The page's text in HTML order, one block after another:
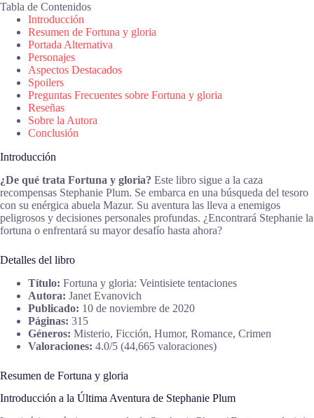
Tabla de Contenidos
Introducción
Resumen de Fortuna y gloria
Portada Alternativa
Personajes
Aspectos Destacados
Spoilers
Preguntas Frecuentes sobre Fortuna y gloria
Reseñas
Sobre la Autora
Conclusión
Introducción
¿De qué trata Fortuna y gloria? Este libro sigue a la caza
recompensas Stephanie Plum. Se embarca en una búsqueda del tesoro
con su enérgica abuela Mazur. Su aventura las lleva a enemigos
peligrosos y decisiones personales profundas. ¿Encontrará Stephanie la
fortuna o enfrentará su mayor desafío hasta ahora?
Detalles del libro
Título: Fortuna y gloria: Veintisiete tentaciones
Autora: Janet Evanovich
Publicado: 10 de noviembre de 2020
Páginas: 315
Géneros: Misterio, Ficción, Humor, Romance, Crimen
Valoraciones: 4.0/5 (44,665 valoraciones)
Resumen de Fortuna y gloria
Introducción a la Última Aventura de Stephanie Plum